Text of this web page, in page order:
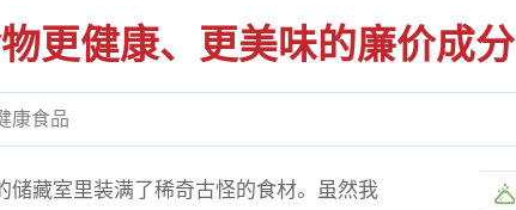
更健康、更美味的廉价成分
康食品
储藏室里装满了稀奇古怪的食材。虽然我